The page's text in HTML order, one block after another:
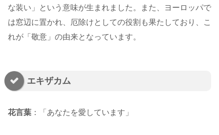
な装い」という意味が生まれました。また、ヨーロッパで
は窓辺に置かれ、厄除けとしての役割も果たしており、こ
れが「敬意」の由来となっています。
エキザカム
花言葉 ：「あなたを愛しています」